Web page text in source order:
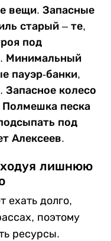
вещи. Запасные
старый – те,
под
Минимальный
пауэр-банки,
Запасное колесо
Полмешка песка
под
Алексеев.
лишнюю
ехать долго,
поэтому
ресурсы.